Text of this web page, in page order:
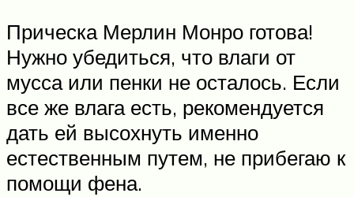
Прическа Мерлин Монро готова!
Нужно убедиться, что влаги от
мусса или пенки не осталось. Если
все же влага есть, рекомендуется
дать ей высохнуть именно
естественным путем, не прибегаю к
помощи фена.